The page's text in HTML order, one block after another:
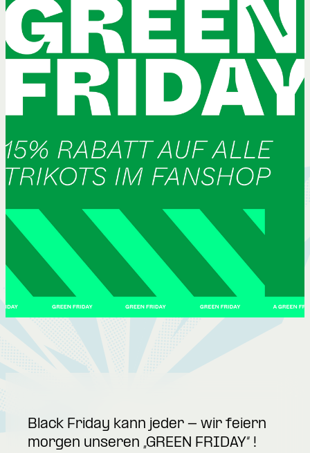
Black Friday kann jeder - wir feiern
morgen unseren „GREEN FRIDAY“ !